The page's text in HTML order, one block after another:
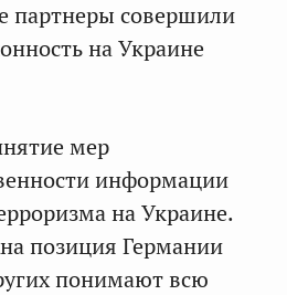
партнеры совершили
на Украине
мер
информации
на Украине.
позиция Германии
понимают всю